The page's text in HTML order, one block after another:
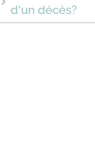
d'un décès?